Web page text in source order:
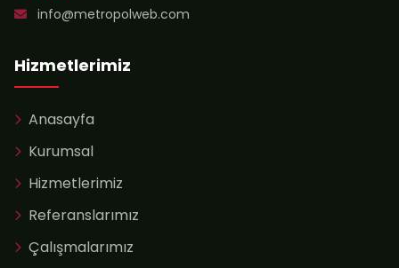
info@metropolweb.com
Hizmetlerimiz
Anasayfa
Kurumsal
Hizmetlerimiz
Referanslarımız
Çalışmalarımız